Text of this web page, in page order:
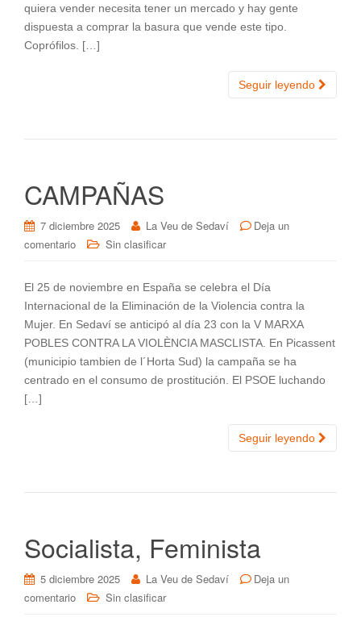
quiera vender necesita tener un mercado y hay gente
dispuesta a comprar la basura que vende este tipo.
Coprófilos. […]
Seguir leyendo
CAMPAÑAS
7 diciembre 2025 La Veu de Sedaví
Deja un
comentario
Sin clasificar
El 25 de noviembre en España se celebra el Día
Internacional de la Eliminación de la Violencia contra la
Mujer. En Sedaví se anticipó al día 23 con la V MARXA
POBLES CONTRA LA VIOLÈNCIA MASCLISTA. En Picassent
(municipio tambien de l´Horta Sud) la campaña se ha
centrado en el consumo de prostitución. El PSOE luchando
[…]
Seguir leyendo
Socialista, Feminista
5 diciembre 2025 La Veu de Sedaví
Deja un
comentario
Sin clasificar